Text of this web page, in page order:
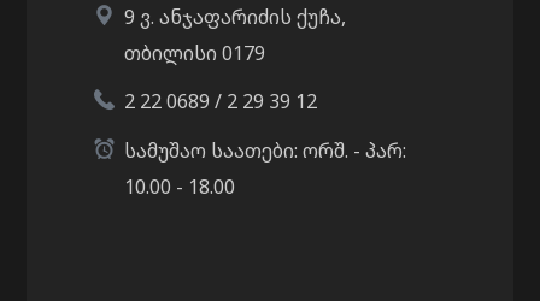
9 ვ. ანჯაფარიძის ქუჩა,
თბილისი 0179
2 22 0689 / 2 29 39 12
სამუშაო საათები: ორშ. - პარ:
10.00 - 18.00